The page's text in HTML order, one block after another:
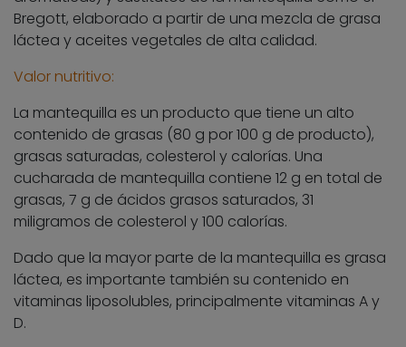
Bregott, elaborado a partir de una mezcla de grasa
láctea y aceites vegetales de alta calidad.
Valor nutritivo:
La mantequilla es un producto que tiene un alto
contenido de grasas (80 g por 100 g de producto),
grasas saturadas, colesterol y calorías. Una
cucharada de mantequilla contiene 12 g en total de
grasas, 7 g de ácidos grasos saturados, 31
miligramos de colesterol y 100 calorías.
Dado que la mayor parte de la mantequilla es grasa
láctea, es importante también su contenido en
vitaminas liposolubles, principalmente vitaminas A y
D.